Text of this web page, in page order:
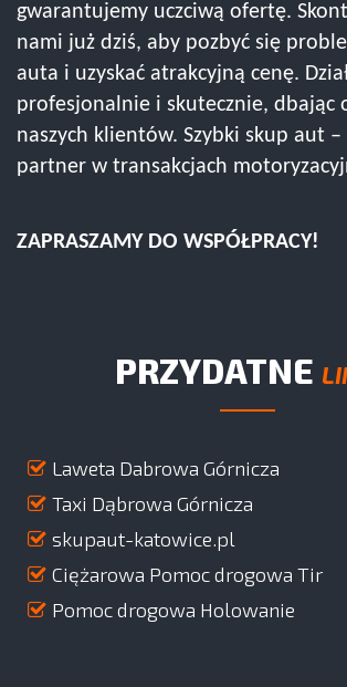
gwarantujemy uczciwą ofertę.
nami już dziś, aby pozbyć się
auta i uzyskać atrakcyjną cenę.
profesjonalnie i skutecznie, dbając
naszych klientów. Szybki skup aut
partner w transakcjach
ZAPRASZAMY DO WSPÓŁPRACY!
PRZYDATNE
Laweta Dabrowa Górnicza
Taxi Dąbrowa Górnicza
skupaut-katowice.pl
Ciężarowa Pomoc drogowa Tir
Pomoc drogowa Holowanie